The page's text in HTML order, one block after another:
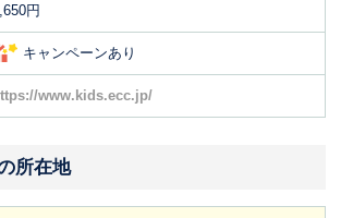
円
キャンペーンあり
www.kids.ecc.jp/
所在地